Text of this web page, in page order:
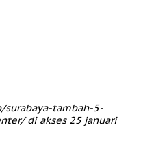
tambah-5-
di akses 25 januari